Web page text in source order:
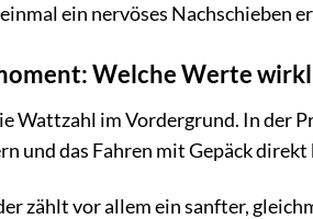
ein nervöses Nachschieben
Welche Werte
Wattzahl im Vordergrund. In der
und das Fahren mit Gepäck
zählt vor allem ein sanfter,